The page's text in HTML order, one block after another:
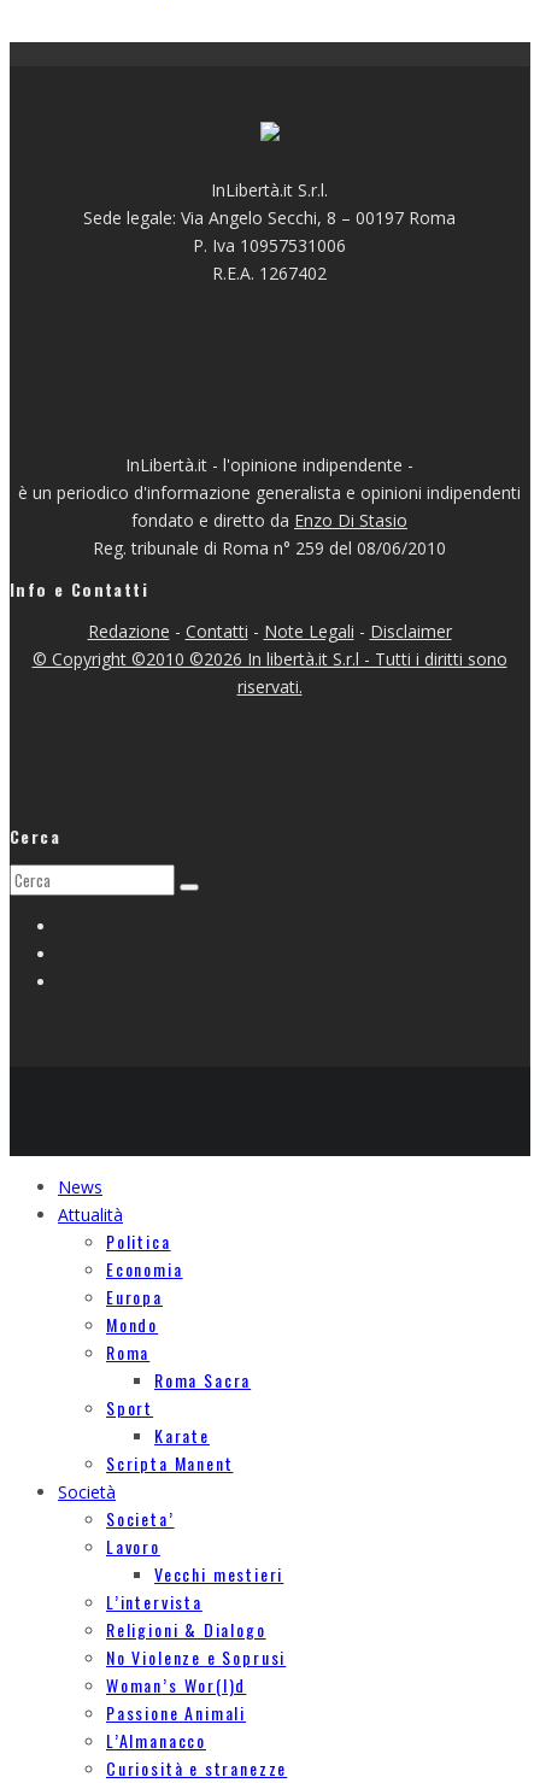
InLibertà.it S.r.l.
Sede legale: Via Angelo Secchi, 8 – 00197 Roma
P. Iva 10957531006
R.E.A. 1267402
InLibertà.it - l'opinione indipendente -
è un periodico d'informazione generalista e opinioni indipendenti
fondato e diretto da Enzo Di Stasio
Reg. tribunale di Roma n° 259 del 08/06/2010
Info e Contatti
Redazione - Contatti - Note Legali - Disclaimer
© Copyright ©2010 ©2026 In libertà.it S.r.l - Tutti i diritti sono
riservati.
Cerca
News
Attualità
Politica
Economia
Europa
Mondo
Roma
Roma Sacra
Sport
Karate
Scripta Manent
Società
Societa’
Lavoro
Vecchi mestieri
L’intervista
Religioni & Dialogo
No Violenze e Soprusi
Woman’s Wor(l)d
Passione Animali
L’Almanacco
Curiosità e stranezze